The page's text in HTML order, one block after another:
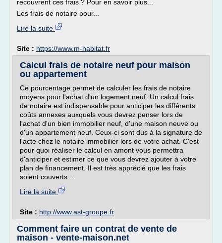
recouvrent ces frais ? Pour en savoir plus...
Les frais de notaire pour...
Lire la suite
Site : https://www.m-habitat.fr
Calcul frais de notaire neuf pour maison
ou appartement
Ce pourcentage permet de calculer les frais de notaire
moyens pour l'achat d'un logement neuf. Un calcul frais
de notaire est indispensable pour anticiper les différents
coûts annexes auxquels vous devrez penser lors de
l'achat d'un bien immobilier neuf, d'une maison neuve ou
d'un appartement neuf. Ceux-ci sont dus à la signature de
l'acte chez le notaire immobilier lors de votre achat. C'est
pour quoi réaliser le calcul en amont vous permettra
d'anticiper et estimer ce que vous devrez ajouter à votre
plan de financement. Il est très apprécié que les frais
soient couverts...
Lire la suite
Site : http://www.ast-groupe.fr
Comment faire un contrat de vente de
maison - vente-maison.net